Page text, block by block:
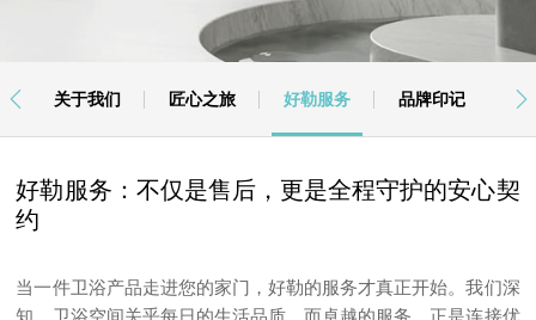
关于我们 匠心之旅 好勒服务 品牌印记
 
好勒服务：不仅是售后，更是全程守护的安心契
约
当一件卫浴产品走进您的家门，好勒的服务才真正开始。我们深